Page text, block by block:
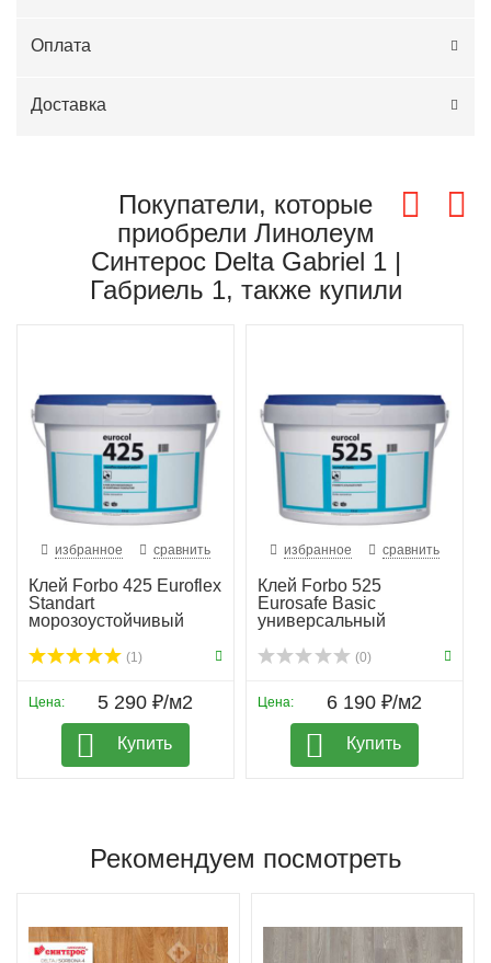
Оплата
Доставка
Покупатели, которые
приобрели Линолеум
Синтерос Delta Gabriel 1 |
Габриель 1, также купили
избранное сравнить
Клей Forbo 425 Euroflex
Standart
морозоустойчивый
(1)
Цена: 5 290 ₽/м2
Купить
избранное сравнить
Клей Forbo 525
Eurosafe Basic
универсальный
(0)
Цена: 6 190 ₽/м2
Купить
Рекомендуем посмотреть